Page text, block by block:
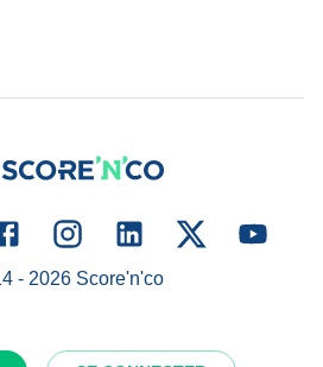
- 2026Score'n'co